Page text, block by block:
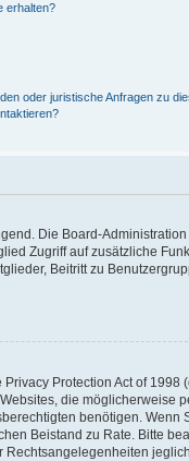
erhalten?
oder juristische Anfragen zu
Die Board-
Zugriff auf zusätzliche
Beitritt zu
Protection Act of
die
benötigen.
Beistand zu Rate. Bitte